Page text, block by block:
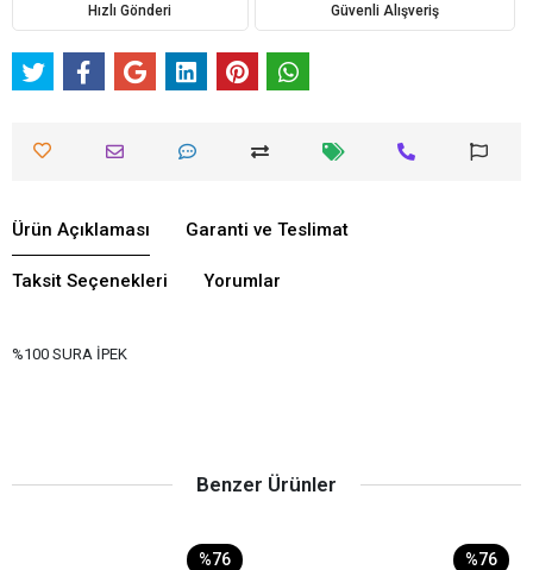
Hızlı Gönderi Güvenli Alışveriş
Ürün Açıklaması Garanti ve Teslimat
Taksit Seçenekleri Yorumlar
%100 SURA İPEK
Benzer Ürünler
%76 %76